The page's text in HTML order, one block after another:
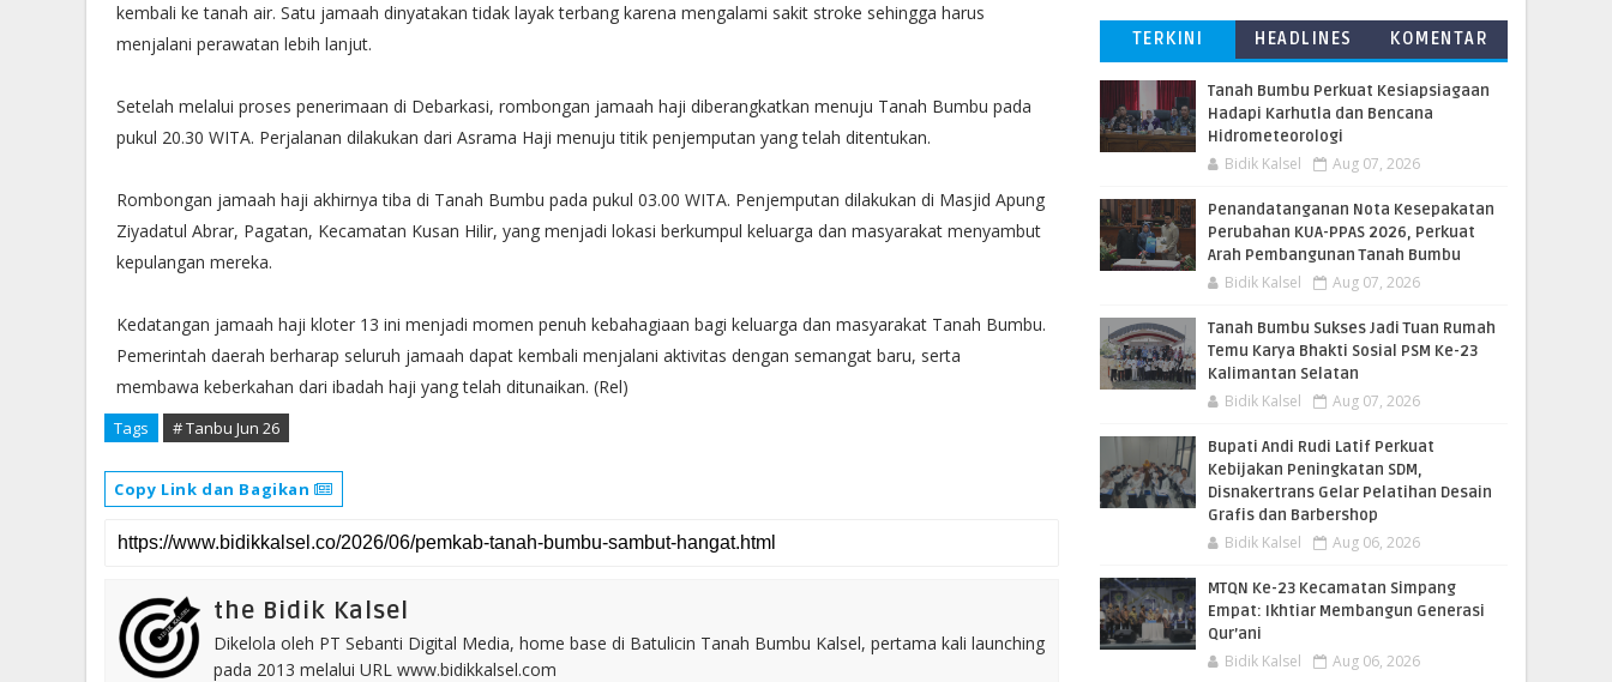
kembali ke tanah air. Satu jamaah dinyatakan tidak layak terbang karena mengalami sakit stroke sehingga harus
menjalani perawatan lebih lanjut.
Setelah melalui proses penerimaan di Debarkasi, rombongan jamaah haji diberangkatkan menuju Tanah Bumbu pada
pukul 20.30 WITA. Perjalanan dilakukan dari Asrama Haji menuju titik penjemputan yang telah ditentukan.
Rombongan jamaah haji akhirnya tiba di Tanah Bumbu pada pukul 03.00 WITA. Penjemputan dilakukan di Masjid Apung
Ziyadatul Abrar, Pagatan, Kecamatan Kusan Hilir, yang menjadi lokasi berkumpul keluarga dan masyarakat menyambut
kepulangan mereka.
Kedatangan jamaah haji kloter 13 ini menjadi momen penuh kebahagiaan bagi keluarga dan masyarakat Tanah Bumbu.
Pemerintah daerah berharap seluruh jamaah dapat kembali menjalani aktivitas dengan semangat baru, serta
membawa keberkahan dari ibadah haji yang telah ditunaikan. (Rel)
Tags # Tanbu Jun 26
Copy Link dan Bagikan
the Bidik Kalsel
Dikelola oleh PT Sebanti Digital Media, home base di Batulicin Tanah Bumbu Kalsel, pertama kali launching
pada 2013 melalui URL www.bidikkalsel.com
TERKINI HEADLINES KOMENTAR
Tanah Bumbu Perkuat Kesiapsiagaan
Hadapi Karhutla dan Bencana
Hidrometeorologi
Bidik Kalsel Aug 07, 2026
Penandatanganan Nota Kesepakatan
Perubahan KUA-PPAS 2026, Perkuat
Arah Pembangunan Tanah Bumbu
Bidik Kalsel Aug 07, 2026
Tanah Bumbu Sukses Jadi Tuan Rumah
Temu Karya Bhakti Sosial PSM Ke-23
Kalimantan Selatan
Bidik Kalsel Aug 07, 2026
Bupati Andi Rudi Latif Perkuat
Kebijakan Peningkatan SDM,
Disnakertrans Gelar Pelatihan Desain
Grafis dan Barbershop
Bidik Kalsel Aug 06, 2026
MTQN Ke-23 Kecamatan Simpang
Empat: Ikhtiar Membangun Generasi
Qur’ani
Bidik Kalsel Aug 06, 2026